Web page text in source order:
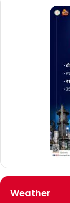
Weather